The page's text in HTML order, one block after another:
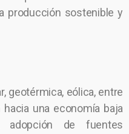
producción sostenible y
geotérmica, eólica, entre
una economía baja
adopción de fuentes